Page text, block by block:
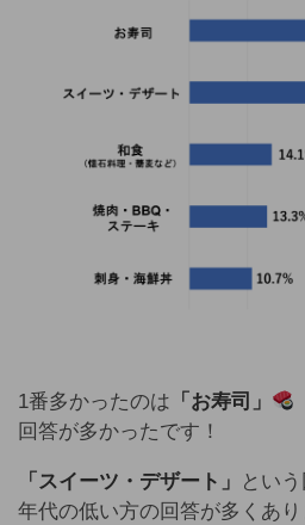
1番多かったのは 「お寿司」
回答が多かったです！
「スイーツ・デザート」
とい
年代の低い方の回答が多くあり